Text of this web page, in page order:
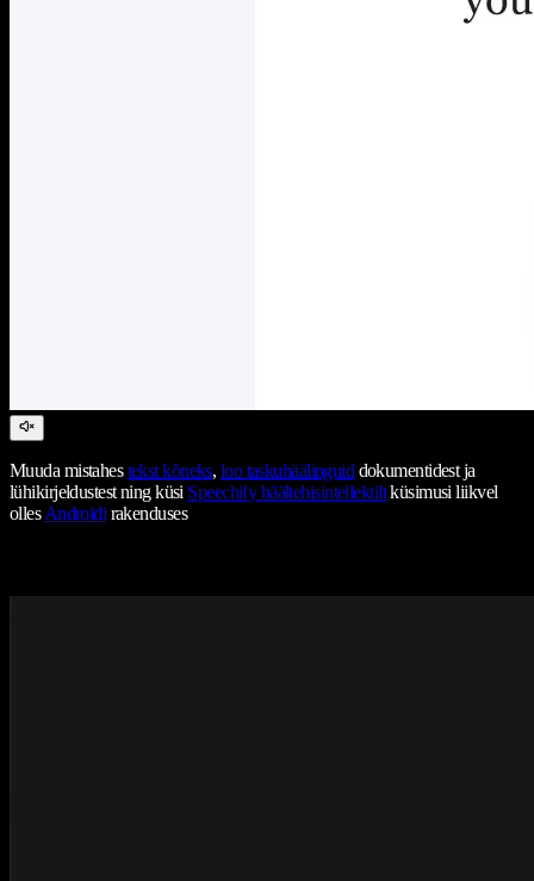
Muuda mistahestekst kõneks, loo taskuhäälinguiddokumentidest ja
lühikirjeldustest ning küsi Speechify häältehisintellektiltküsimusi liikvel
ollesAndroidirakenduses